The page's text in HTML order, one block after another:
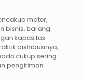
motor,
bisnis, barang
kapasitas
distribusinya,
cukup sering
pengiriman